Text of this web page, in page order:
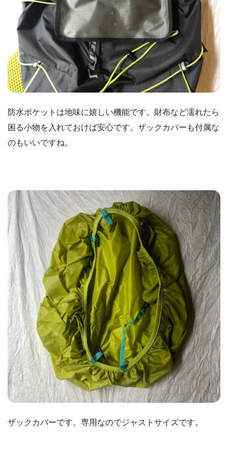
防水ポケットは地味に嬉しい機能です。財布など濡れたら
困る小物を入れておけば安心です。ザックカバーも付属な
のもいいですね。
ザックカバーです。専用なのでジャストサイズです。